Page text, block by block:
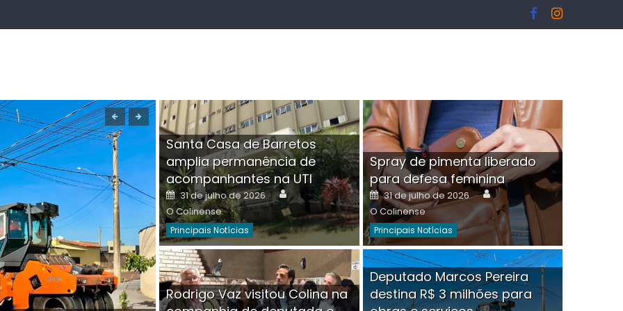
Boutique na Av. Ângelo Martins Tristão é
invadida por criminoso mascarado
Santa Casa de Barretos
amplia permanência de
acompanhantes na UTI
Posted
on
31 de julho de 2026 Author
O Colinense
Principais Notícias
Spray de pimenta liberado
para defesa feminina
Posted
on
31 de julho de 2026 Author
O Colinense
Principais Notícias
Rodrigo Vaz visitou Colina na
Deputado Marcos Pereira
destina R$ 3 milhões para